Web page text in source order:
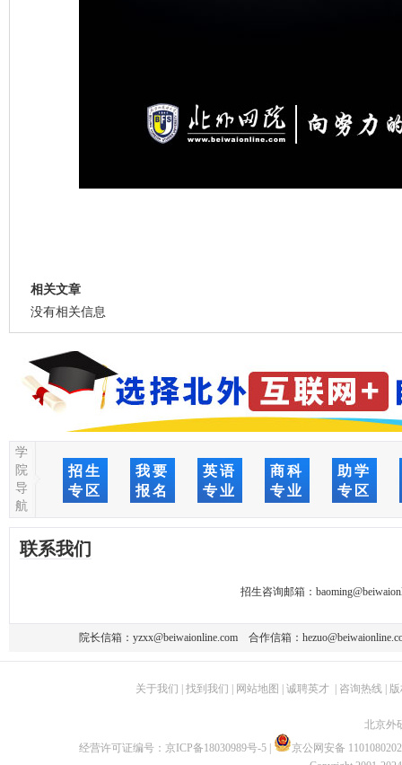
相关文章
没有相关信息
学
院
导
航
招生
专区
我要
报名
英语
专业
商科
专业
助学
专区
联系我们
招生咨询邮箱：
院长信箱： yzxx@beiwaionline.com 合作信箱：
关于我们 找到我们 网站地图 诚聘英才| 咨询热线|
北京外
经营许可证编号： 京ICP备18030989号-5
京公网安备